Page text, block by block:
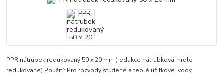
PPR nátrubek redukovaný 50 x 20 mm (redukce nátrubková, hrdlo
redukované) Použití: Pro rozvody studené a teplé užitkové vody.